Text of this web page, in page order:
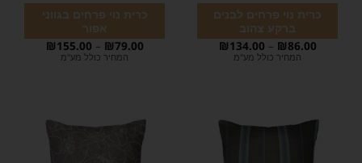
כרית נוי פרחים לבנים
ברקע צהוב
₪86.00
–
₪134.00
המחיר כולל מע"מ
כרית נוי פרחים בגווני
אפור
₪79.00
–
₪155.00
המחיר כולל מע"מ